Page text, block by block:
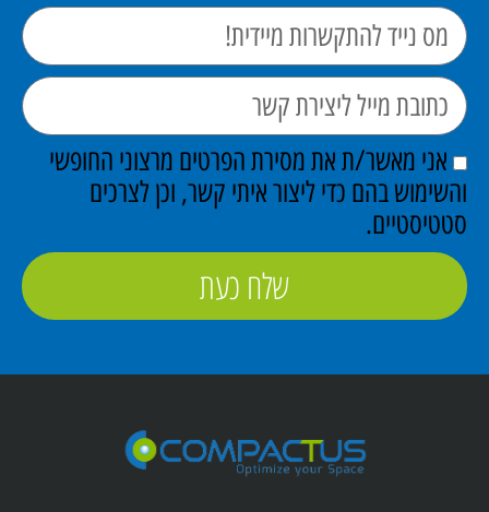
אני מאשר/ת את מסירת הפרטים מרצוני החופשי
והשימוש בהם כדי ליצור איתי קשר, וכן לצרכים
סטטיסטיים.
שלח כעת